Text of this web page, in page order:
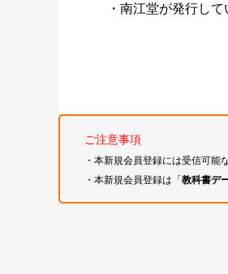
・南江堂が発行し
ご注意事項
・本新規会員登録には受信可能
・本新規会員登録は「教科書デ